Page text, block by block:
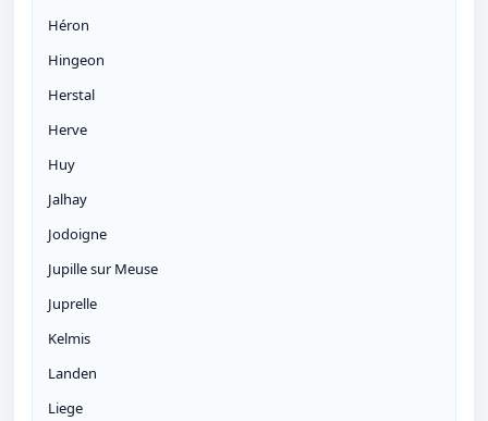
Héron
Hingeon
Herstal
Herve
Huy
Jalhay
Jodoigne
Jupille sur Meuse
Juprelle
Kelmis
Landen
Liege